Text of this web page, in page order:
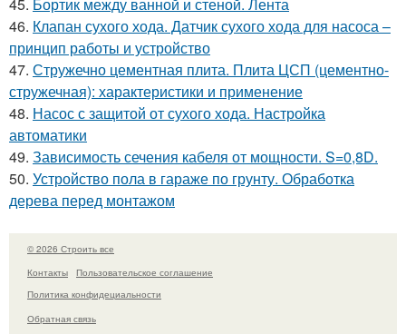
46. Клапан сухого хода. Датчик сухого хода для насоса –
принцип работы и устройство
47. Стружечно цементная плита. Плита ЦСП (цементно-
стружечная): характеристики и применение
48. Насос с защитой от сухого хода. Настройка
автоматики
49. Зависимость сечения кабеля от мощности. S=0,8D.
50. Устройство пола в гараже по грунту. Обработка
дерева перед монтажом
© 2026 Строить все
Контакты
Пользовательское соглашение
Политика конфидециальности
Обратная связь